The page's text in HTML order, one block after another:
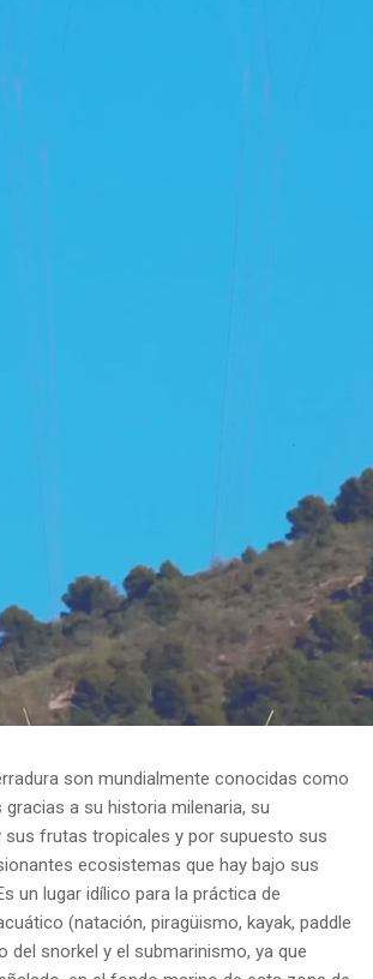
son mundialmente conocidas como
a su historia milenaria, su
sus frutas tropicales y por supuesto sus
ecosistemas que hay bajo sus
un lugar idílico para la práctica de
(natación, piragüismo, kayak, paddle
del snorkel y el submarinismo, ya que